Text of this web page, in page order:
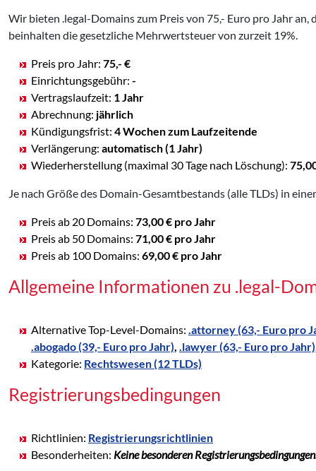
Wir bieten .legal-Domains zum Preis von 75,- Euro pro Jahr
beinhalten die gesetzliche Mehrwertsteuer von zurzeit 19%.
Preis pro Jahr: 75,- €
Einrichtungsgebühr: -
Vertragslaufzeit: 1 Jahr
Abrechnung: jährlich
Kündigungsfrist: 4 Wochen zum Laufzeitende
Verlängerung: automatisch (1 Jahr)
Wiederherstellung (maximal 30 Tage nach Löschung):
Je nach Größe des Domain-Gesamtbestands (alle TLDs) in
Preis ab 20 Domains: 73,00 € pro Jahr
Preis ab 50 Domains: 71,00 € pro Jahr
Preis ab 100 Domains: 69,00 € pro Jahr
Allgemeine Informationen zu .legal-
Alternative Top-Level-Domains: .attorney (63,- Euro pro
.abogado (39,- Euro pro Jahr)
.lawyer (63,- Euro pro Jahr)
Kategorie: Rechtswesen (12 TLDs)
Registrierungsbedingungen
Richtlinien: Registrierungsrichtlinien
Besonderheiten: Keine besonderen